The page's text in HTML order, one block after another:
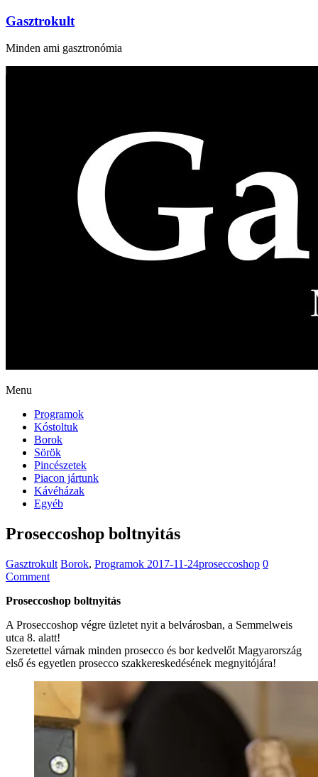
Gasztrokult
Minden ami gasztronómia
Menu
Programok
Kóstoltuk
Borok
Sörök
Pincészetek
Piacon jártunk
Kávéházak
Egyéb
Proseccoshop boltnyitás
Gasztrokult Borok, Programok 2017-11-24proseccoshop 0
Comment
Proseccoshop boltnyitás
A Proseccoshop végre üzletet nyit a belvárosban, a Semmelweis
utca 8. alatt!
Szeretettel várnak minden prosecco és bor kedvelőt Magyarország
első és egyetlen prosecco szakkereskedésének megnyitójára!